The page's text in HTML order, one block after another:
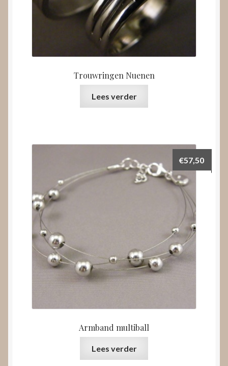
Trouwringen Nuenen
Lees verder
Armband multiball
€57,50
Lees verder